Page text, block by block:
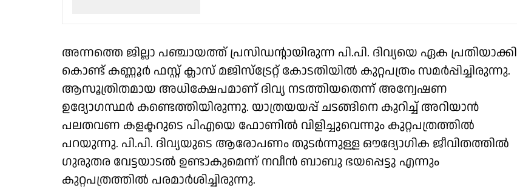
അന്നത്തെ ജില്ലാ പഞ്ചായത്ത് പ്രസിഡൻ്റായിരുന്ന പി.പി. ദിവ്യയെ ഏക പ്രതിയാക്കി
കൊണ്ട് കണ്ണൂർ ഫസ്റ്റ് ക്ലാസ് മജിസ്‌ട്രേറ്റ് കോടതിയിൽ കുറ്റപത്രം സമർപ്പിച്ചിരുന്നു.
ആസൂത്രിതമായ അധിക്ഷേപമാണ് ദിവ്യ നടത്തിയതെന്ന് അന്വേഷണ
ഉദ്യോഗസ്ഥർ കണ്ടെത്തിയിരുന്നു. യാത്രയയപ്പ് ചടങ്ങിനെ കുറിച്ച് അറിയാൻ
പലതവണ കളക്ടറുടെ പിഎയെ ഫോണിൽ വിളിച്ചുവെന്നും കുറ്റപത്രത്തിൽ
പറയുന്നു. പി.പി. ദിവ്യയുടെ ആരോപണം തുടർന്നുള്ള ഔദ്യോഗിക ജീവിതത്തിൽ
ഗുരുതര വേട്ടയാടൽ ഉണ്ടാകുമെന്ന് നവീൻ ബാബു ഭയപ്പെട്ടു എന്നും
കുറ്റപത്രത്തിൽ പരമാർശിച്ചിരുന്നു.